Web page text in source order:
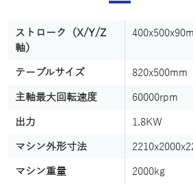
ストローク（X/Y/Z
軸）
テーブルサイズ 820x500mm
主軸最大回転速度 60000rpm
出力 1.8KW
マシン外形寸法
マシン重量 2000kg
ソフトウェア ArtCam